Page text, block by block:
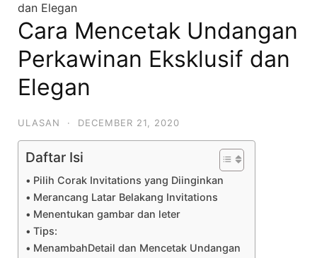
dan Elegan
Cara Mencetak Undangan
Perkawinan Eksklusif dan
Elegan
ULASAN · DECEMBER 21, 2020
Daftar Isi
Pilih Corak Invitations yang Diinginkan
Merancang Latar Belakang Invitations
Menentukan gambar dan leter
Tips:
MenambahDetail dan Mencetak Undangan